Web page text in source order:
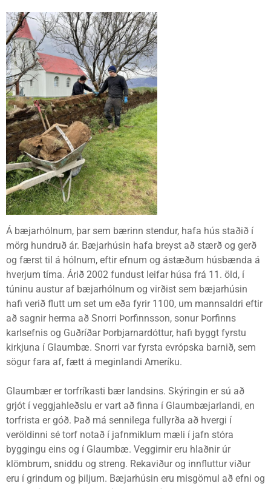
Á bæjarhólnum, þar sem bærinn stendur, hafa hús staðið í
mörg hundruð ár. Bæjarhúsin hafa breyst að stærð og gerð
og færst til á hólnum, eftir efnum og ástæðum húsbænda á
hverjum tíma. Árið 2002 fundust leifar húsa frá 11. öld, í
túninu austur af bæjarhólnum og virðist sem bæjarhúsin
hafi verið flutt um set um eða fyrir 1100, um mannsaldri eftir
að sagnir herma að Snorri Þorfinnsson, sonur Þorfinns
karlsefnis og Guðríðar Þorbjarnardóttur, hafi byggt fyrstu
kirkjuna í Glaumbæ. Snorri var fyrsta evrópska barnið, sem
sögur fara af, fætt á meginlandi Ameríku.
Glaumbær er torfríkasti bær landsins. Skýringin er sú að
grjót í veggjahleðslu er vart að finna í Glaumbæjarlandi, en
torfrista er góð. Það má sennilega fullyrða að hvergi í
veröldinni sé torf notað í jafnmiklum mæli í jafn stóra
byggingu eins og í Glaumbæ. Veggirnir eru hlaðnir úr
klömbrum, sniddu og streng. Rekaviður og innfluttur viður
eru í grindum og þiljum. Bæjarhúsin eru misgömul að efni og